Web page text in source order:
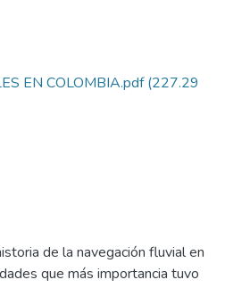
EN COLOMBIA.pdf(227.29
de la navegación fluvial en
que más importancia tuvo